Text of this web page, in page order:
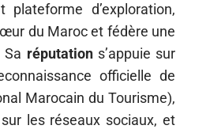
plateforme d’exploration,
du Maroc et fédère une
réputations’appuie sur
officielle de
Marocain du Tourisme),
les réseaux sociaux, et